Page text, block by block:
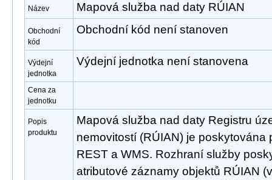
Název Mapová služba nad daty RÚIAN
Obchodní
kód
Obchodní kód není stanoven
Výdejní
jednotka
Výdejní jednotka není stanovena
Cena za
jednotku
Popis
produktu
Mapová služba nad daty Registru
nemovitostí (RÚIAN) je poskytována
REST a WMS. Rozhraní služby
atributové záznamy objektů RÚIAN